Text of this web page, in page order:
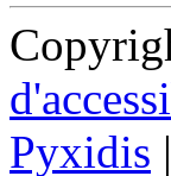
Pyxidis |